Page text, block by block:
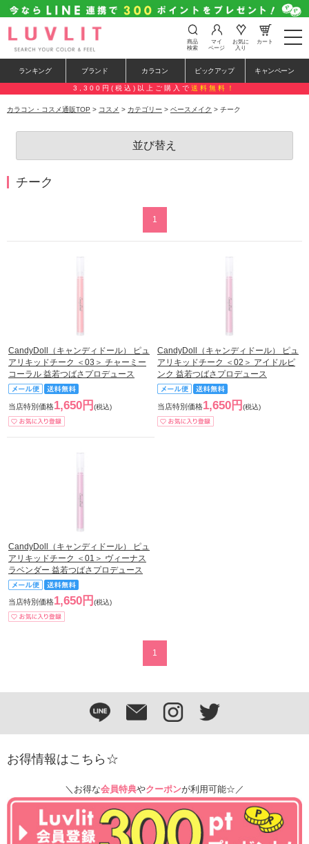
t
o
e
n
t
商品
検索
マイ
ページ
お気に
入り
カート
ランキング ブランド カラコン ピックアップ キャンペーン
3,300円(税込)以上ご購入で 送料無料！
カラコン・コスメ通販TOP > コスメ > カテゴリー > ベースメイク > チーク
並び替え
チーク
1
CandyDoll（キャンディドール） ピュ
アリキッドチーク ＜03＞ チャーミー
コーラル 益若つばさプロデュース
当店特別価格1,650円 (税込)
CandyDoll（キャンディドール） ピュ
アリキッドチーク ＜02＞ アイドルピ
ンク 益若つばさプロデュース
当店特別価格1,650円 (税込)
CandyDoll（キャンディドール） ピュ
アリキッドチーク ＜01＞ ヴィーナス
ラベンダー 益若つばさプロデュース
当店特別価格1,650円 (税込)
1
お得情報はこちら☆
＼お得な会員特典やクーポンが利用可能☆／